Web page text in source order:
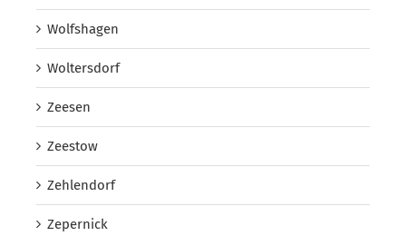
Wolfshagen
Woltersdorf
Zeesen
Zeestow
Zehlendorf
Zepernick